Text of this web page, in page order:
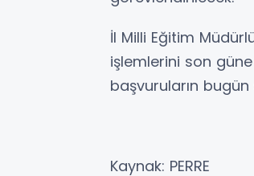
İl Milli Eğitim
işlemlerini son
başvuruların
Kaynak: PERRE